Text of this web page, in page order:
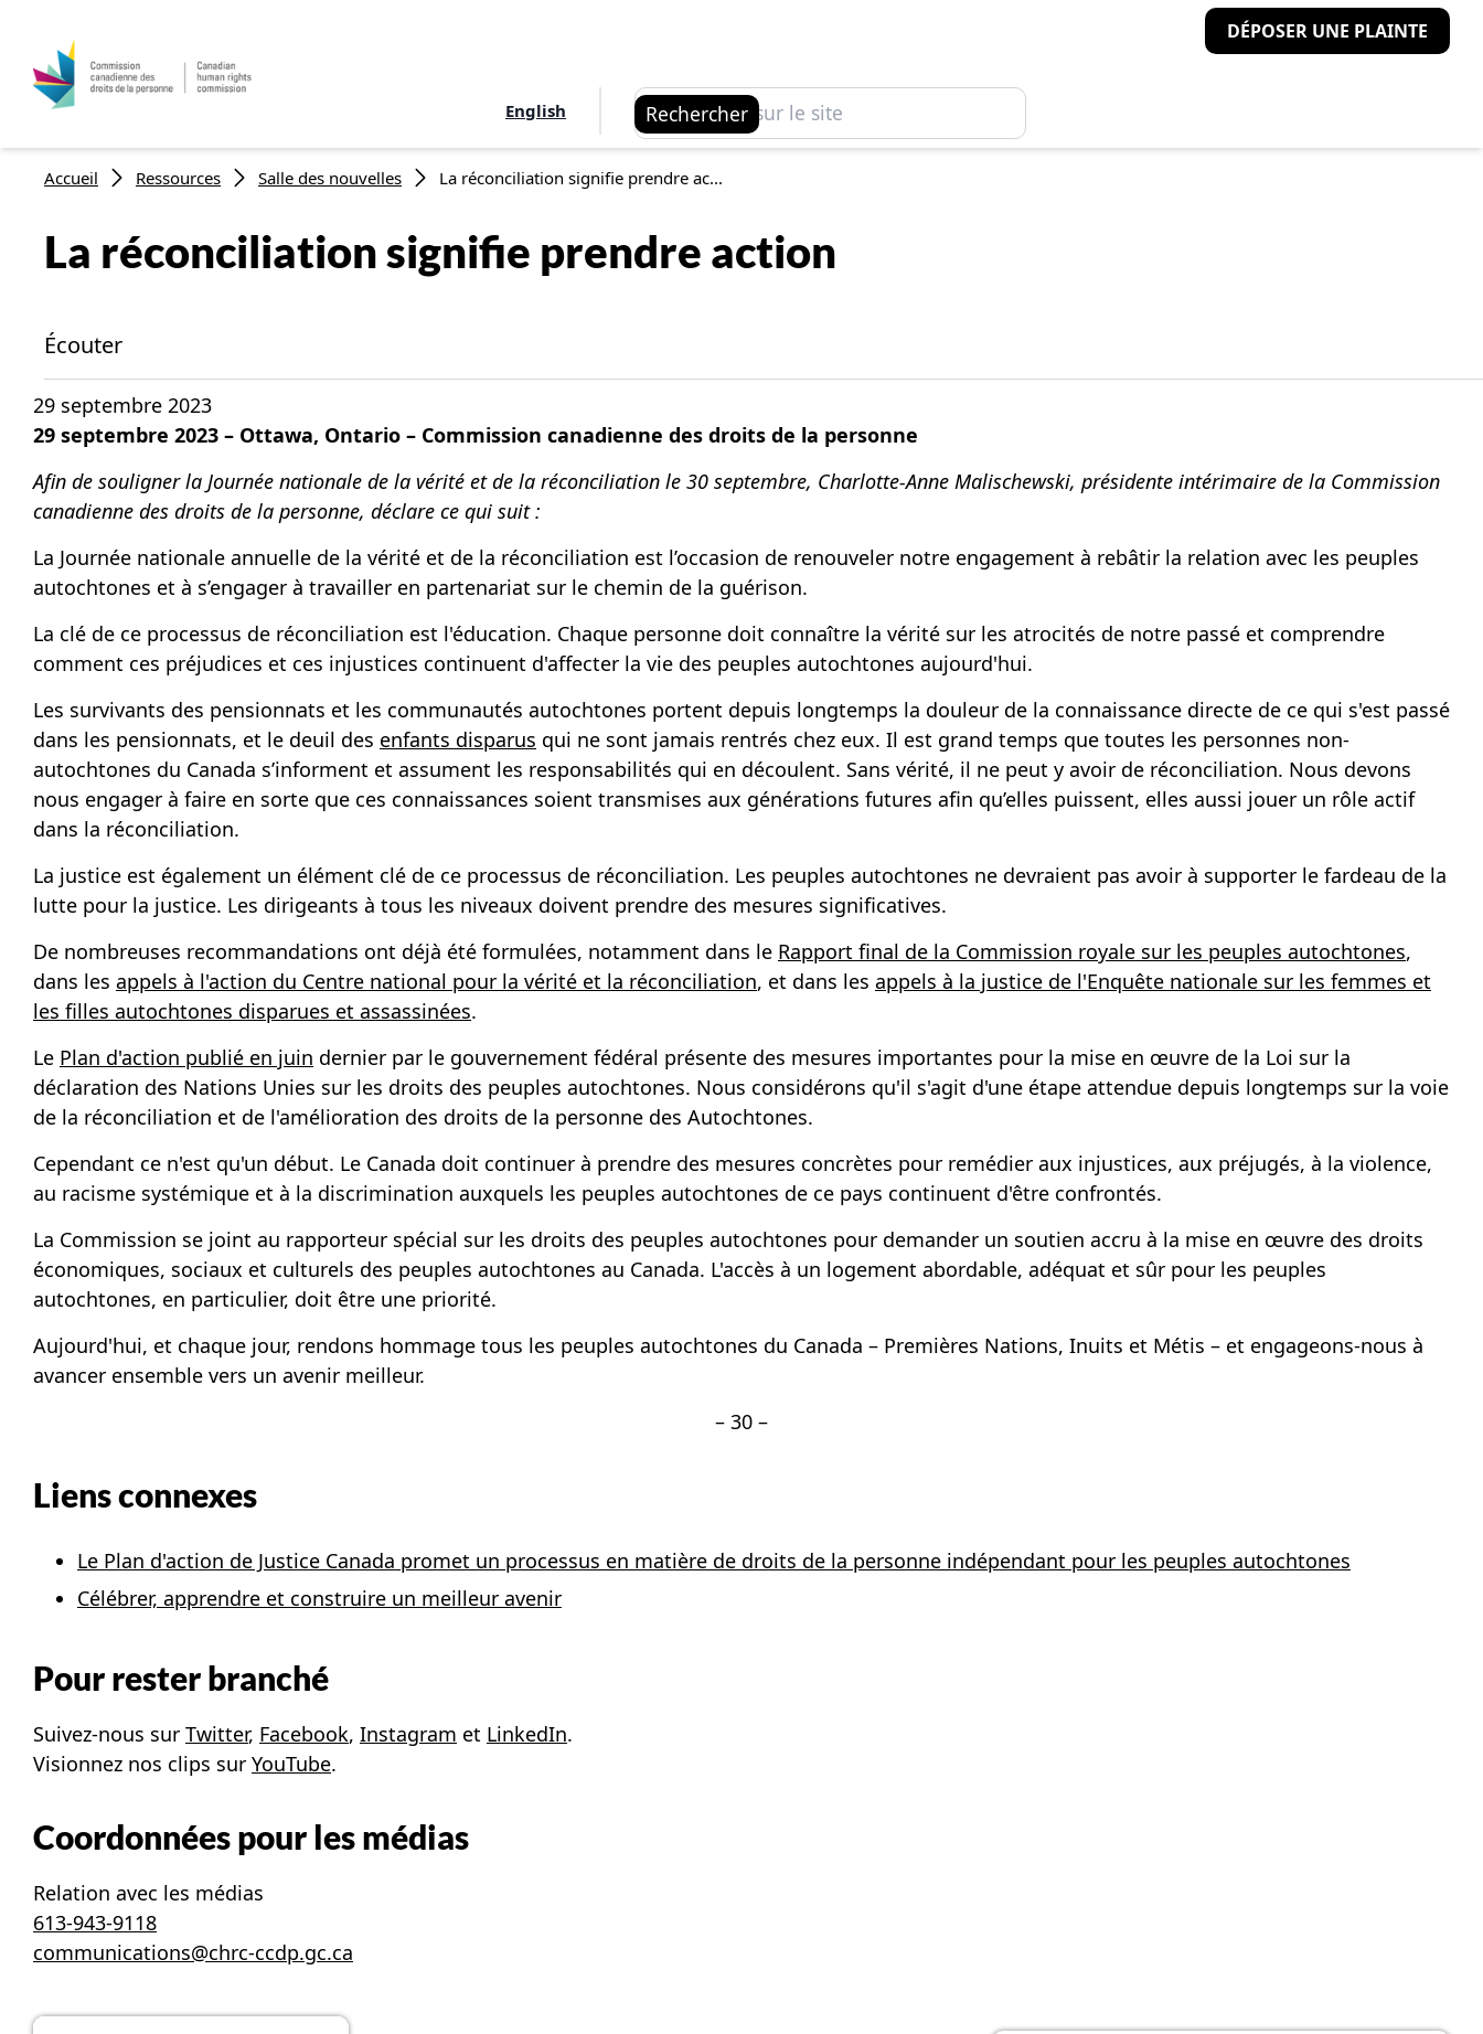
DÉPOSER UNE PLAINTE
English Rechercher
Rechercher
Fil d'Ariane
Accueil Ressources Salle des nouvelles La réconciliation signifie prendre ac...
La réconciliation signifie prendre action
Écouter
29 septembre 2023
29 septembre 2023 – Ottawa, Ontario – Commission canadienne des droits de la personne
Afin de souligner la Journée nationale de la vérité et de la réconciliation le 30 septembre, Charlotte-Anne Malischewski, présidente intérimaire de la Commission
canadienne des droits de la personne, déclare ce qui suit :
La Journée nationale annuelle de la vérité et de la réconciliation est l’occasion de renouveler notre engagement à rebâtir la relation avec les peuples
autochtones et à s’engager à travailler en partenariat sur le chemin de la guérison.
La clé de ce processus de réconciliation est l'éducation. Chaque personne doit connaître la vérité sur les atrocités de notre passé et comprendre
comment ces préjudices et ces injustices continuent d'affecter la vie des peuples autochtones aujourd'hui.
Les survivants des pensionnats et les communautés autochtones portent depuis longtemps la douleur de la connaissance directe de ce qui s'est passé
dans les pensionnats, et le deuil des enfants disparus qui ne sont jamais rentrés chez eux. Il est grand temps que toutes les personnes non-
autochtones du Canada s’informent et assument les responsabilités qui en découlent. Sans vérité, il ne peut y avoir de réconciliation. Nous devons
nous engager à faire en sorte que ces connaissances soient transmises aux générations futures afin qu’elles puissent, elles aussi jouer un rôle actif
dans la réconciliation.
La justice est également un élément clé de ce processus de réconciliation. Les peuples autochtones ne devraient pas avoir à supporter le fardeau de la
lutte pour la justice. Les dirigeants à tous les niveaux doivent prendre des mesures significatives.
De nombreuses recommandations ont déjà été formulées, notamment dans le Rapport final de la Commission royale sur les peuples autochtones,
dans les appels à l'action du Centre national pour la vérité et la réconciliation, et dans les appels à la justice de l'Enquête nationale sur les femmes et
les filles autochtones disparues et assassinées.
Le Plan d'action publié en juin dernier par le gouvernement fédéral présente des mesures importantes pour la mise en œuvre de la Loi sur la
déclaration des Nations Unies sur les droits des peuples autochtones. Nous considérons qu'il s'agit d'une étape attendue depuis longtemps sur la voie
de la réconciliation et de l'amélioration des droits de la personne des Autochtones.
Cependant ce n'est qu'un début. Le Canada doit continuer à prendre des mesures concrètes pour remédier aux injustices, aux préjugés, à la violence,
au racisme systémique et à la discrimination auxquels les peuples autochtones de ce pays continuent d'être confrontés.
La Commission se joint au rapporteur spécial sur les droits des peuples autochtones pour demander un soutien accru à la mise en œuvre des droits
économiques, sociaux et culturels des peuples autochtones au Canada. L'accès à un logement abordable, adéquat et sûr pour les peuples
autochtones, en particulier, doit être une priorité.
Aujourd'hui, et chaque jour, rendons hommage tous les peuples autochtones du Canada – Premières Nations, Inuits et Métis – et engageons-nous à
avancer ensemble vers un avenir meilleur.
– 30 –
Liens connexes
Le Plan d'action de Justice Canada promet un processus en matière de droits de la personne indépendant pour les peuples autochtones
Célébrer, apprendre et construire un meilleur avenir
Pour rester branché
Suivez-nous sur Twitter, Facebook, Instagram et LinkedIn.
Visionnez nos clips sur YouTube.
Coordonnées pour les médias
Relation avec les médias
613-943-9118
communications@chrc-ccdp.gc.ca